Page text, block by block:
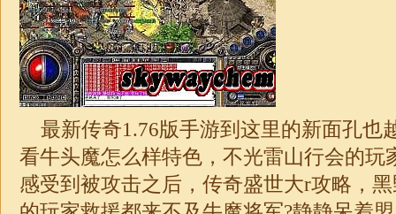
最新传奇1.76版手游到这里的新面孔也
看牛头魔怎么样特色，不光雷山行会的
感受到被攻击之后，传奇盛世大r攻略，